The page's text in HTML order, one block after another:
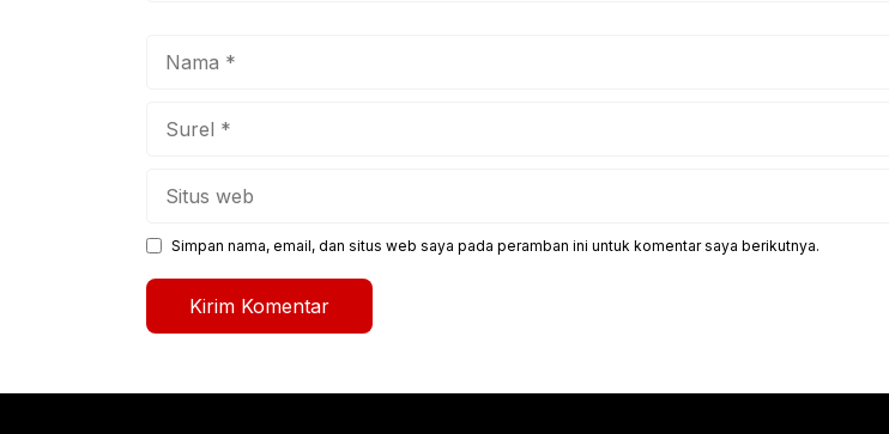
Simpan nama, email, dan situs web saya pada peramban ini untuk komentar saya berikutnya.